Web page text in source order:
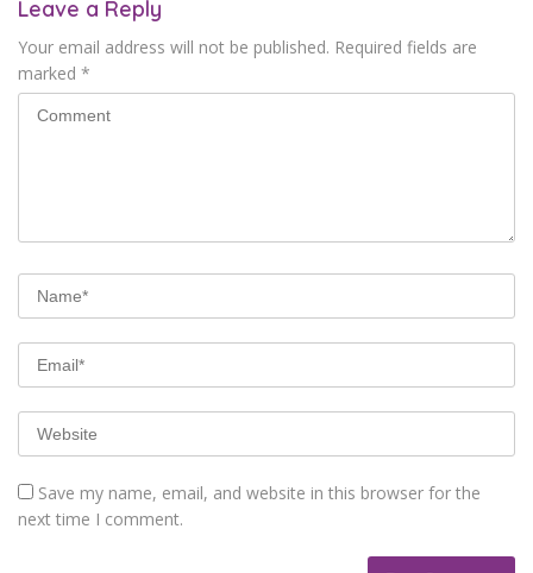
Leave a Reply
Your email address will not be published. Required fields are
marked *
Save my name, email, and website in this browser for the
next time I comment.